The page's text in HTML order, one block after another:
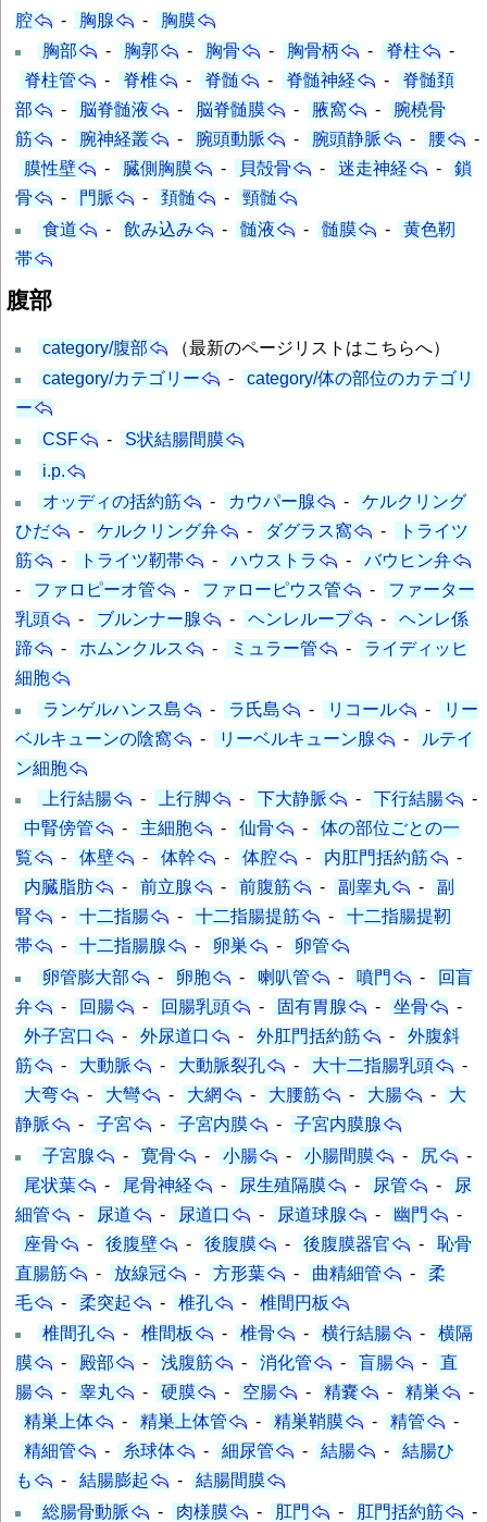
腔 - 胸腺 -
胸膜
胸部
- 胸郭 - 胸骨 - 胸骨柄 - 脊柱
-
脊柱管
- 脊椎 - 脊髄 - 脊髄神経 -
脊髄頚
部
- 脳脊髄液 - 脳脊髄膜 - 腋窩 -
腕橈骨
筋
- 腕神経叢 - 腕頭動脈 - 腕頭静脈 - 腰
-
膜性壁
- 臓側胸膜 - 貝殻骨 - 迷走神経 -
鎖
骨
- 門脈 - 頚髄 -
頸髄
食道
- 飲み込み - 髄液 - 髄膜 -
黄色靭
帯
腹部
category/腹部
（最新のページリストはこちらへ）
category/カテゴリー
-
category/体の部位のカテゴリ
ー
CSF
-
S状結腸間膜
i.p.
オッディの括約筋
- カウパー腺 -
ケルクリング
ひだ
- ケルクリング弁 - ダグラス窩 -
トライツ
筋
- トライツ靭帯 - ハウストラ -
バウヒン弁
-
ファロピーオ管 - ファローピウス管 -
ファーター
乳頭
- ブルンナー腺 - ヘンレループ -
ヘンレ係
蹄
- ホムンクルス - ミュラー管 -
ライディッヒ
細胞
ランゲルハンス島
- ラ氏島 - リコール -
リー
ベルキューンの陰窩
- リーベルキューン腺 -
ルテイ
ン細胞
上行結腸
- 上行脚 - 下大静脈 - 下行結腸
-
中腎傍管
- 主細胞 - 仙骨 -
体の部位ごとの一
覧
- 体壁 - 体幹 - 体腔 - 内肛門括約筋
-
内臓脂肪
- 前立腺 - 前腹筋 - 副睾丸 -
副
腎
- 十二指腸 - 十二指腸提筋 -
十二指腸提靭
帯
- 十二指腸腺 - 卵巣 -
卵管
卵管膨大部
- 卵胞 - 喇叭管 - 噴門 -
回盲
弁
- 回腸 - 回腸乳頭 - 固有胃腺 - 坐骨
-
外子宮口
- 外尿道口 - 外肛門括約筋 -
外腹斜
筋
- 大動脈 - 大動脈裂孔 - 大十二指腸乳頭
-
大弯
- 大彎 - 大網 - 大腰筋 - 大腸 -
大
静脈
- 子宮 - 子宮内膜 -
子宮内膜腺
子宮腺
- 寛骨 - 小腸 - 小腸間膜 - 尻
-
尾状葉
- 尾骨神経 - 尿生殖隔膜 - 尿管 -
尿
細管
- 尿道 - 尿道口 - 尿道球腺 - 幽門
-
座骨
- 後腹壁 - 後腹膜 - 後腹膜器官 -
恥骨
直腸筋
- 放線冠 - 方形葉 - 曲精細管 -
柔
毛
- 柔突起 - 椎孔 -
椎間円板
椎間孔
- 椎間板 - 椎骨 - 横行結腸 -
横隔
膜
- 殿部 - 浅腹筋 - 消化管 - 盲腸 -
直
腸
- 睾丸 - 硬膜 - 空腸 - 精嚢 - 精巣
-
精巣上体
- 精巣上体管 - 精巣鞘膜 - 精管
-
精細管
- 糸球体 - 細尿管 - 結腸 -
結腸ひ
も
- 結腸膨起 -
結腸間膜
総腸骨動脈
- 肉様膜 - 肛門 - 肛門括約筋
-